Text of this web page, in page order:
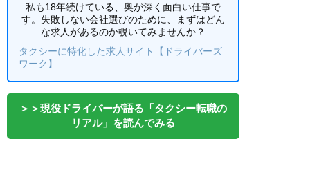
私も18年続けている、奥が深く面白い仕事で
す。失敗しない会社選びのために、まずはどん
な求人があるのか覗いてみませんか？
タクシーに特化した求人サイト【ドライバーズ
ワーク】
＞＞現役ドライバーが語る「タクシー転職の
リアル」を読んでみる